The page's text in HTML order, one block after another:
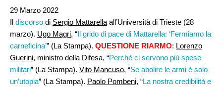
29 Marzo 2022
Il discorso di Sergio Mattarella all’Università di Trieste (28
marzo). Ugo Magri, “Il grido di pace di Mattarella: ‘Fermiamo la
carneficina’” (La Stampa). QUESTIONE RIARMO: Lorenzo
Guerini, ministro della Difesa, “Perché ci servono più spese
militari” (La Stampa). Vito Mancuso, “Se abolire le armi è solo
un’utopia” (La Stampa). Paolo Pombeni, “La nostra credibilità e